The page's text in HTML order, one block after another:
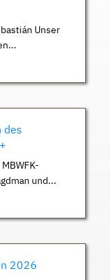
Unser
des
und...
2026